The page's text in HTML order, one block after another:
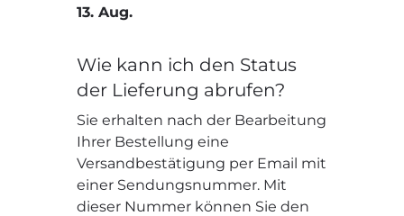
13. Aug.
Wie kann ich den Status
der Lieferung abrufen?
Sie erhalten nach der Bearbeitung
Ihrer Bestellung eine
Versandbestätigung per Email mit
einer Sendungsnummer. Mit
dieser Nummer können Sie den